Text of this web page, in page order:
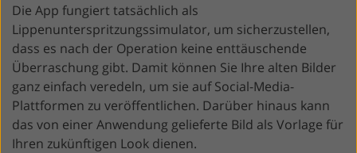
Die App fungiert tatsächlich als
Lippenunterspritzungssimulator, um sicherzustellen,
dass es nach der Operation keine enttäuschende
Überraschung gibt. Damit können Sie Ihre alten Bilder
ganz einfach veredeln, um sie auf Social-Media-
Plattformen zu veröffentlichen. Darüber hinaus kann
das von einer Anwendung gelieferte Bild als Vorlage für
Ihren zukünftigen Look dienen.